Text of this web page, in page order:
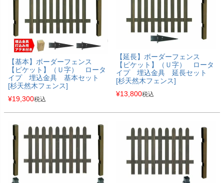
【基本】ボーダーフェンス
【ピケット】（Ｕ字） ロータ
イプ 埋込金具 基本セット
[杉天然木フェンス]
¥19,300税込
【延長】ボーダーフェンス
【ピケット】（Ｕ字） ロータ
イプ 埋込金具 延長セット
[杉天然木フェンス]
¥13,800税込